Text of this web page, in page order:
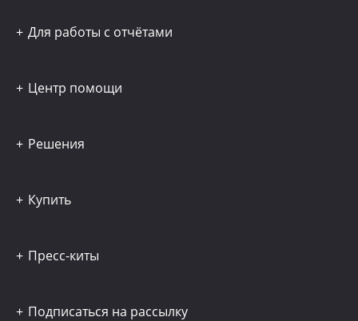
Для работы с отчётами
Центр помощи
Решения
Купить
Пресс-киты
Подписаться на рассылку